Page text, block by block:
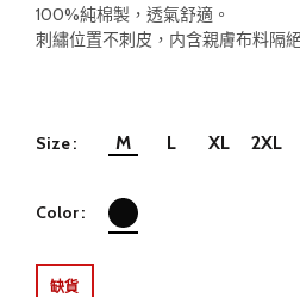
100%純棉製，透氣舒適。
刺繡位置不刺皮，内含親膚布料隔
Size M L XL 2XL
Color
缺貨